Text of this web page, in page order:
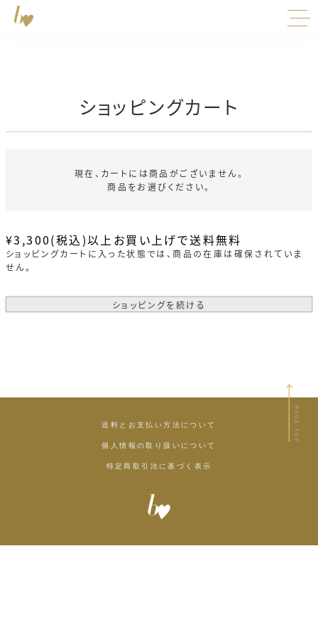
ショッピングカート
現在、カートには商品がございません。
商品をお選びください。
¥3,300(税込)以上お買い上げで送料無料
ショッピングカートに入った状態では、商品の在庫は確保されていま
せん。
ショッピングを続ける
送料とお支払い方法について
個人情報の取り扱いについて
特定商取引法に基づく表示